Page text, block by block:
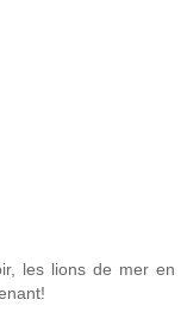
les lions de mer en